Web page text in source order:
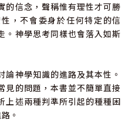
的信念，聲稱惟有理性才可勝
，不會委身於任何特定的信
。神學思考同樣也會落入如斯
神學知識的進路及其本性。
見的問題，本書並不簡單直接
上述兩種判準所引起的種種困
。